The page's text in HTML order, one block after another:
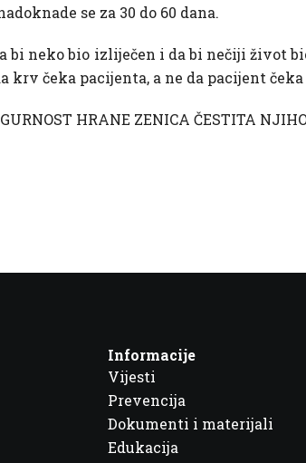
se za 30 do 60 dana.
neko bio izliječen i da bi nečiji život
čeka pacijenta, a ne da pacijent
HRANE ZENICA ČESTITA
Informacije
Vijesti
Prevencija
Dokumenti i materijali
Edukacija